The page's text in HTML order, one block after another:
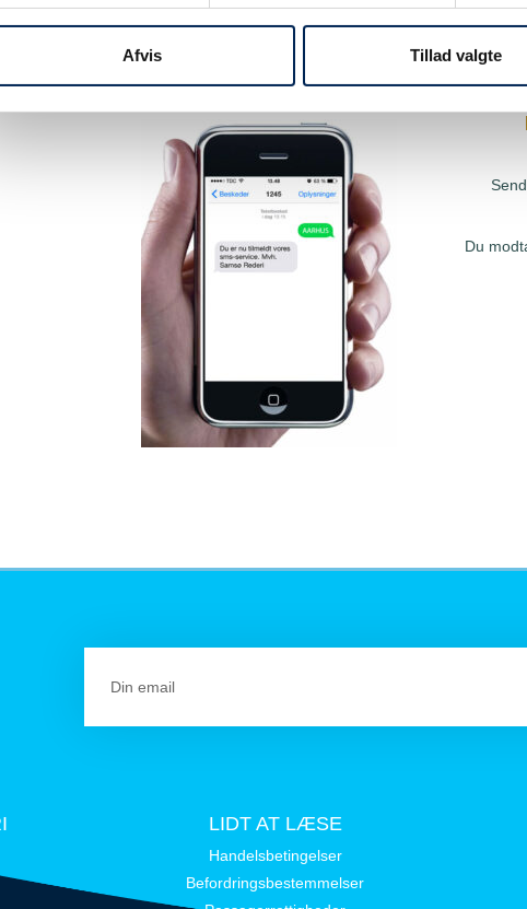
Afvis Tillad valgte
Du
Du
LIDT AT LÆSE
Handelsbetingelser
Befordringsbestemmelser